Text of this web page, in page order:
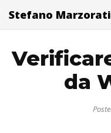
Stefano Marzorati
da